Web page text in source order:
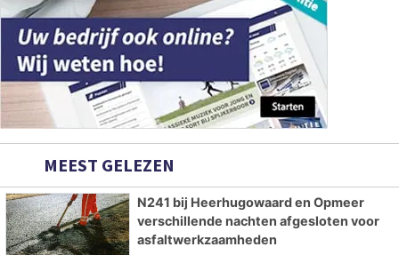
MEEST GELEZEN
N241 bij Heerhugowaard en Opmeer
verschillende nachten afgesloten voor
asfaltwerkzaamheden